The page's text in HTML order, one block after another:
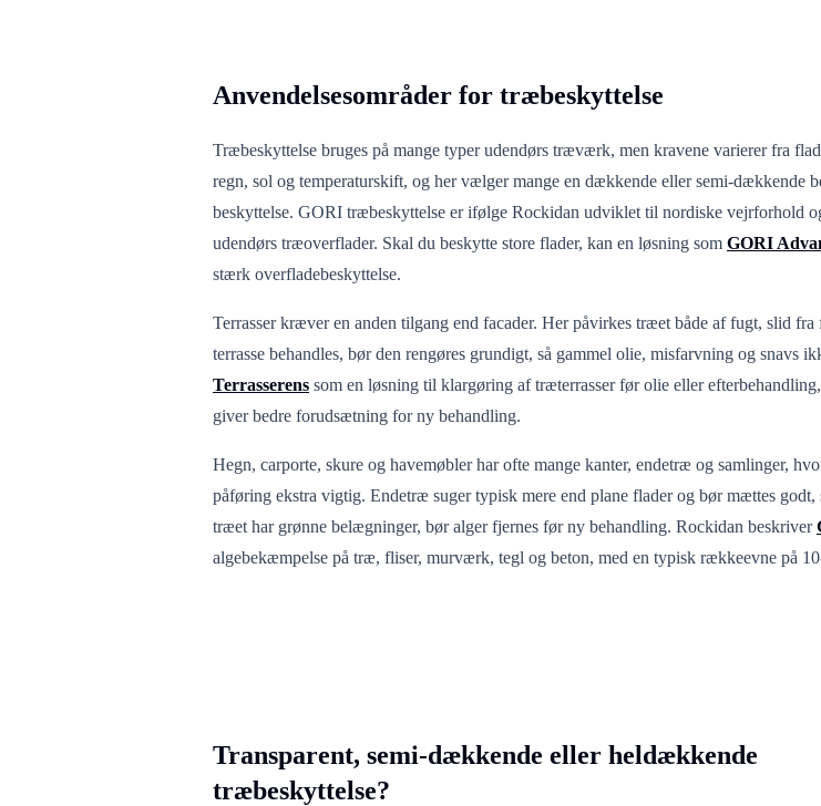
Anvendelsesområder for træbeskyttelse
Træbeskyttelse bruges på mange typer udendørs træværk, men kravene varierer fra
regn, sol og temperaturskift, og her vælger mange en dækkende eller semi-dækkende
beskyttelse. GORI træbeskyttelse er ifølge Rockidan udviklet til nordiske vejrforhold
udendørs træoverflader. Skal du beskytte store flader, kan en løsning som GORI
stærk overfladebeskyttelse.
Terrasser kræver en anden tilgang end facader. Her påvirkes træet både af fugt, slid
terrasse behandles, bør den rengøres grundigt, så gammel olie, misfarvning og
Terrasserens som en løsning til klargøring af træterrasser før olie eller
giver bedre forudsætning for ny behandling.
Hegn, carporte, skure og havemøbler har ofte mange kanter, endetræ og samlinger,
påføring ekstra vigtig. Endetræ suger typisk mere end plane flader og bør mættes
træet har grønne belægninger, bør alger fjernes før ny behandling. Rockidan beskriver
algebekæmpelse på træ, fliser, murværk, tegl og beton, med en typisk rækkeevne på
Transparent, semi-dækkende eller heldækkende
træbeskyttelse?